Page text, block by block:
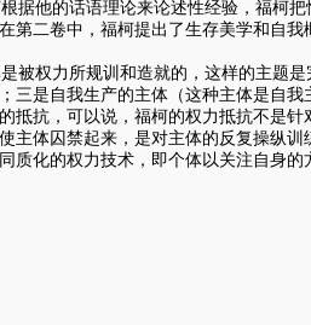
他的话语理论来论述性经验，福柯
第二卷中，福柯提出了生存美学和自
权力所规训和造就的，这样的主题
是自我生产的主体（这种主体是自
抗，可以说，福柯的权力抵抗不是
主体囚禁起来，是对主体的反复操纵
化的权力技术，即个体以关注自身